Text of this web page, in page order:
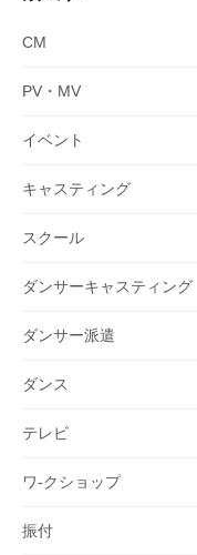
CM
PV・MV
イベント
キャスティング
スクール
ダンサーキャスティング
ダンサー派遣
ダンス
テレビ
ワ-クショップ
振付